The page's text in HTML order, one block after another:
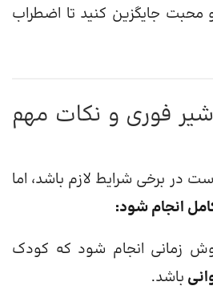
و محبت جایگزین کنید تا اضطراب
فوری و نکات مهم
در برخی شرایط لازم باشد، اما
انجام شود:
زمانی انجام شود که کودک
باشد.